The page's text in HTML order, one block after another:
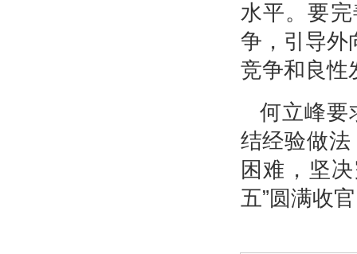
水平。要
争，引导外
竞争和良性
何立峰要
结经验做
困难，坚
五”圆满收